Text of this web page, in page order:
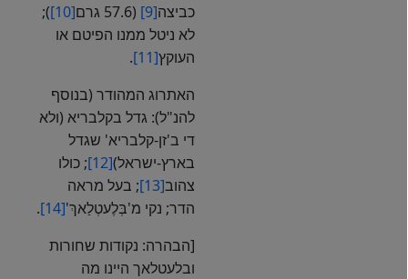
כביצה[9] (57.6 גרם [10]
);
לא ניטל ממנו הפיטם או
העוקץ[11]
.
האתרוג המהודר (בנוסף
להנ"ל): גדל בקלבריא (ולא
די ב'זן-קלבריא' שגדל
בארץ-ישראל)[12]
; כולו
צהוב[13]
; בעל מראה
הדר; נקי מ'בְּלֶעטְלַאךְ'[14]
.
[הבהרה: נקודות שחורות
ובלעטלאך היינו מה